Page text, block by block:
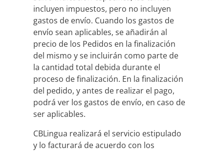
incluyen impuestos, pero no incluyen
gastos de envío. Cuando los gastos de
envío sean aplicables, se añadirán al
precio de los Pedidos en la finalización
del mismo y se incluirán como parte de
la cantidad total debida durante el
proceso de finalización. En la finalización
del pedido, y antes de realizar el pago,
podrá ver los gastos de envío, en caso de
ser aplicables.
CBLingua realizará el servicio estipulado
y lo facturará de acuerdo con los